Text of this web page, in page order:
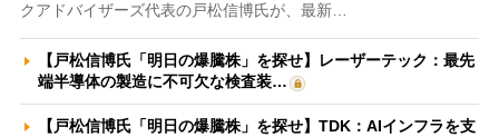
クアドバイザーズ代表の戸松信博氏が、最新…
【戸松信博氏「明日の爆騰株」を探せ】レーザーテック：最先
端半導体の製造に不可欠な検査装…
【戸松信博氏「明日の爆騰株」を探せ】TDK：AIインフラを支